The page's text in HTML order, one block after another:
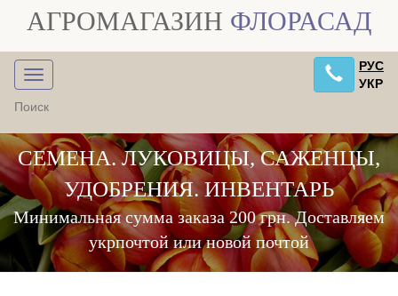
АГРОМАГАЗИН ФЛОРАСАД
РУС
УКР
СЕМЕНА. ЛУКОВИЦЫ, САЖЕНЦЫ,
УДОБРЕНИЯ. ИНВЕНТАРЬ
Минимальная сумма заказа 200 грн. Доставляем
укрпочтой или новой почтой